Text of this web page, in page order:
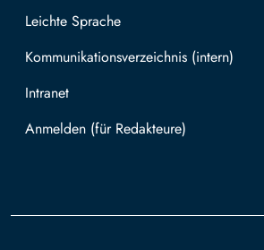
Leichte Sprache
Kommunikationsverzeichnis (intern)
Intranet
Mit TUBAF Login anmelden